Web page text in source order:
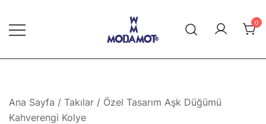
content
Modamot E-Ticaret
0
Ana Sayfa / Takılar / Özel Tasarım Aşk Düğümü
Kahverengi Kolye